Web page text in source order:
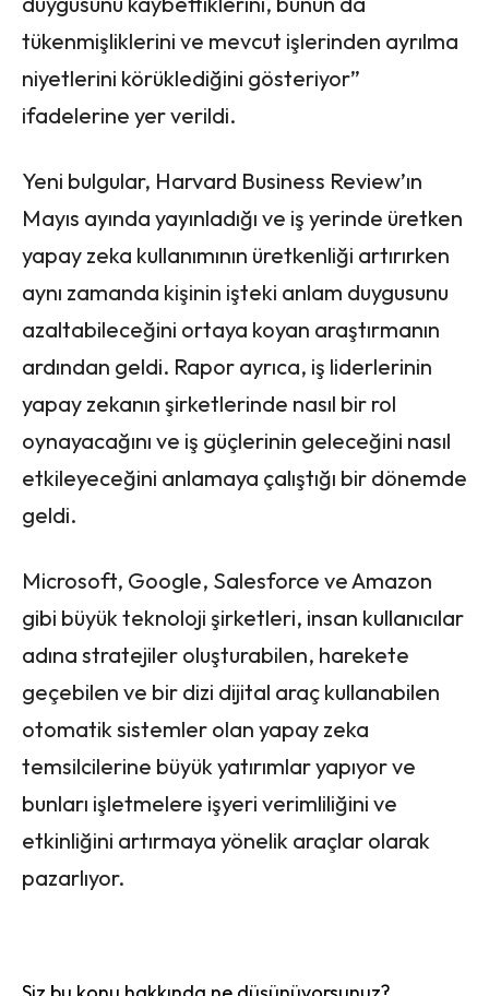
tükenmişliklerini ve mevcut işlerinden ayrılma
niyetlerini körüklediğini gösteriyor”
ifadelerine yer verildi.
Yeni bulgular, Harvard Business Review’ın
Mayıs ayında yayınladığı ve iş yerinde üretken
yapay zeka kullanımının üretkenliği artırırken
aynı zamanda kişinin işteki anlam duygusunu
azaltabileceğini ortaya koyan araştırmanın
ardından geldi. Rapor ayrıca, iş liderlerinin
yapay zekanın şirketlerinde nasıl bir rol
oynayacağını ve iş güçlerinin geleceğini nasıl
etkileyeceğini anlamaya çalıştığı bir dönemde
geldi.
Microsoft, Google, Salesforce ve Amazon
gibi büyük teknoloji şirketleri, insan kullanıcılar
adına stratejiler oluşturabilen, harekete
geçebilen ve bir dizi dijital araç kullanabilen
otomatik sistemler olan yapay zeka
temsilcilerine büyük yatırımlar yapıyor ve
bunları işletmelere işyeri verimliliğini ve
etkinliğini artırmaya yönelik araçlar olarak
pazarlıyor.